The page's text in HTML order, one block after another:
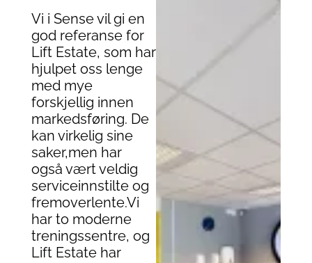
Vi i Sense vil gi en
god referanse for
Lift Estate, som har
hjulpet oss lenge
med mye
forskjellig innen
markedsføring. De
kan virkelig sine
saker,men har
også vært veldig
serviceinnstilte og
fremoverlente.Vi
har to moderne
treningssentre, og
Lift Estate har